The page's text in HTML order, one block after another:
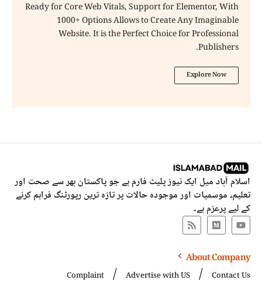
Ready for Core Web Vitals, Support for Elementor, With
1000+ Options Allows to Create Any Imaginable
Website. It is the Perfect Choice for Professional
Publishers.
Explore Now
اسلام آباد میل ایک نیوز پلیٹ فارم ہے جو پاکستان بھر سے صحت اور
تعلیم، موسمیات اور موجودہ حالات پر تازہ ترین رپورٹنگ فراہم کرنے
کے لیے پرعزم ہے۔
About Company
Contact Us
Advertise with US
Complaint